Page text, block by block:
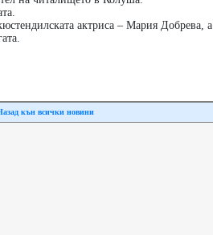
актриса – Мария Добрева, а
кън всички новини